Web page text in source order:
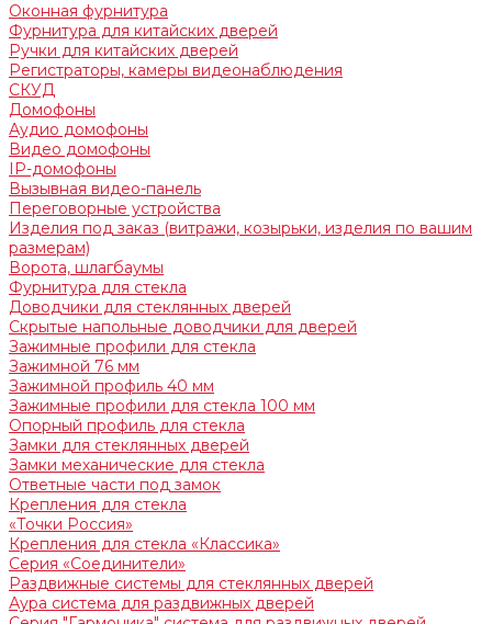
Оконная фурнитура
Фурнитура для китайских дверей
Ручки для китайских дверей
Регистраторы, камеры видеонаблюдения
СКУД
Домофоны
Аудио домофоны
Видео домофоны
IP-домофоны
Вызывная видео-панель
Переговорные устройства
Изделия под заказ (витражи, козырьки, изделия по вашим
размерам)
Ворота, шлагбаумы
Фурнитура для стекла
Доводчики для стеклянных дверей
Скрытые напольные доводчики для дверей
Зажимные профили для стекла
Зажимной 76 мм
Зажимной профиль 40 мм
Зажимные профили для стекла 100 мм
Опорный профиль для стекла
Замки для стеклянных дверей
Замки механические для стекла
Ответные части под замок
Крепления для стекла
«Точки Россия»
Крепления для стекла «Классика»
Серия «Соединители»
Раздвижные системы для стеклянных дверей
Аура система для раздвижных дверей